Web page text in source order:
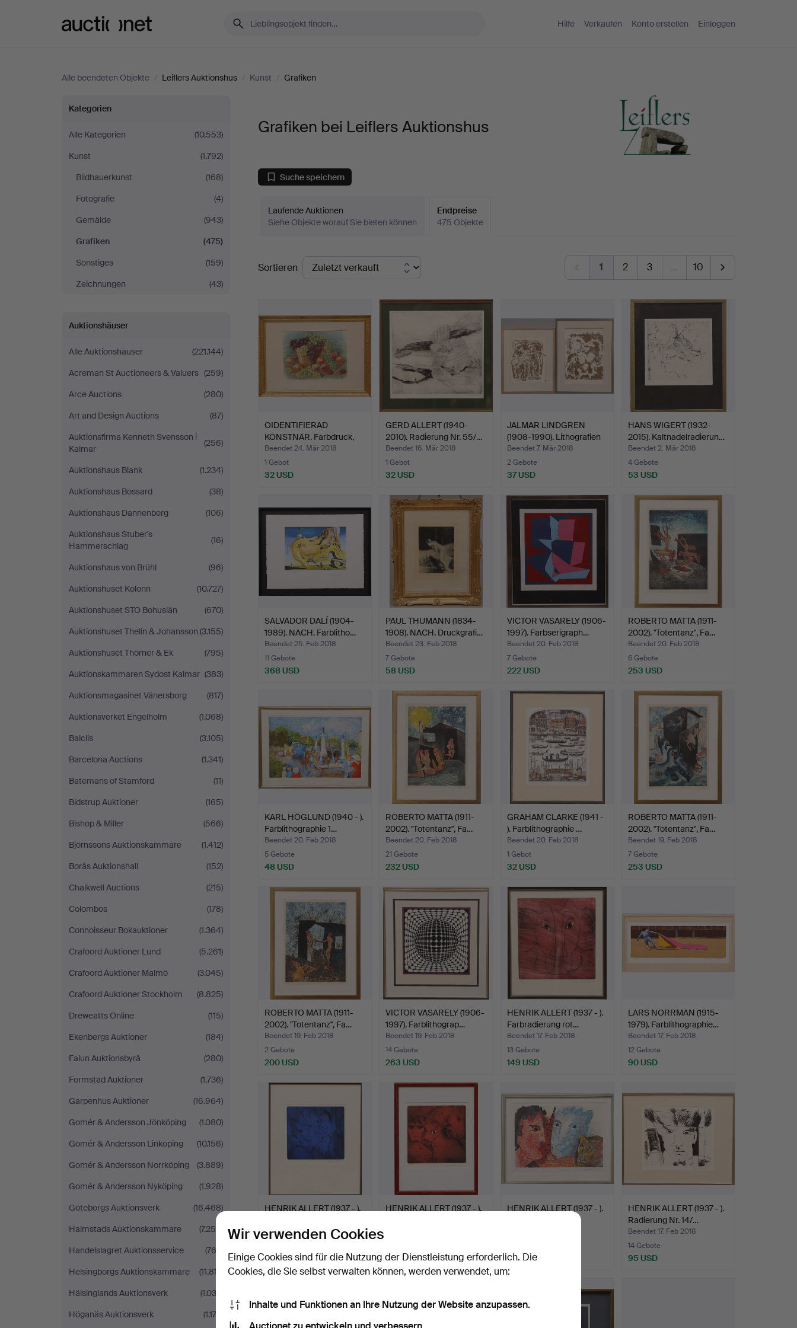
Hilfe Verkaufen Konto erstellen Einloggen
Alle beendeten Objekte / Leiflers Auktionshus / Kunst / Grafiken
Grafiken
bei
Leiflers
Auktionshus
Kategorien
Alle Kategorien
(10.553)
Kunst
(1.792)
Bildhauerkunst
(168)
Fotografie
(4)
Gemälde
(943)
Grafiken
(475)
Sonstiges
(159)
Zeichnungen
(43)
Auktionshäuser
Alle Auktionshäuser
(221.144)
Acreman St Auctioneers & Valuers (259)
Arce Auctions
(280)
Art and Design Auctions
(87)
Auktionsfirma Kenneth Svensson i
Kalmar
(256)
Auktionshaus Blank
(1.234)
Auktionshaus Bossard
(38)
Auktionshaus Dannenberg
(106)
Auktionshaus Stuber's
Hammerschlag
(16)
Auktionshaus von Brühl
(96)
Auktionshuset Kolonn
(10.727)
Auktionshuset STO Bohuslän
(670)
Auktionshuset Thelin & Johansson (3.155)
Auktionshuset Thörner & Ek
(795)
Auktionskammaren Sydost Kalmar (383)
Auktionsmagasinet Vänersborg
(817)
Auktionsverket Engelholm
(1.068)
Balclis
(3.105)
Barcelona Auctions
(1.341)
Batemans of Stamford
(11)
Bidstrup Auktioner
(165)
Bishop & Miller
(566)
Björnssons Auktionskammare
(1.412)
Borås Auktionshall
(152)
Chalkwell Auctions
(215)
Colombos
(178)
Connoisseur Bokauktioner
(1.364)
Crafoord Auktioner Lund
(5.261)
Crafoord Auktioner Malmö
(3.045)
Crafoord Auktioner Stockholm
(8.825)
Dreweatts Online
(115)
Ekenbergs Auktioner
(184)
Falun Auktionsbyrå
(280)
Formstad Auktioner
(1.736)
Garpenhus Auktioner
(16.964)
Gomér & Andersson Jönköping
(1.080)
Gomér & Andersson Linköping
(10.156)
Gomér & Andersson Norrköping
(3.889)
Gomér & Andersson Nyköping
(1.928)
Göteborgs Auktionsverk
(16.468)
Halmstads Auktionskammare
(7.255)
Handelslagret Auktionsservice
(762)
Helsingborgs Auktionskammare
(11.817)
Hälsinglands Auktionsverk
(1.032)
Höganäs Auktionsverk
(1.174)
Grafiken bei Leiflers Auktionshus
Suche speichern
Laufende Auktionen
Siehe Objekte worauf Sie bieten können
Endpreise
475 Objekte
Endpreise
Sortieren 1 2 3 … 10
OIDENTIFIERAD
KONSTNÄR. Farbdruck,
signier…
Beendet 24. Mär 2018
1 Gebot
32 USD
GERD ALLERT (1940-
2010). Radierung Nr. 55/…
Beendet 16. Mär 2018
1 Gebot
32 USD
JALMAR LINDGREN
(1908-1990). Lithografien
…
Beendet 7. Mär 2018
2 Gebote
37 USD
HANS WIGERT (1932-
2015). Kaltnadelradierun…
Beendet 2. Mär 2018
4 Gebote
53 USD
SALVADOR DALÍ (1904-
1989). NACH. Farblitho…
Beendet 25. Feb 2018
11 Gebote
368 USD
PAUL THUMANN (1834-
1908). NACH. Druckgrafi…
Beendet 23. Feb 2018
7 Gebote
58 USD
VICTOR VASARELY (1906-
1997). Farbserigraph…
Beendet 20. Feb 2018
7 Gebote
222 USD
ROBERTO MATTA (1911-
2002). "Totentanz", Fa…
Beendet 20. Feb 2018
6 Gebote
253 USD
KARL HÖGLUND (1940 - ).
Farblithographie 1…
Beendet 20. Feb 2018
5 Gebote
48 USD
ROBERTO MATTA (1911-
2002). "Totentanz", Fa…
Beendet 20. Feb 2018
21 Gebote
232 USD
GRAHAM CLARKE (1941 -
). Farblithographie …
Beendet 20. Feb 2018
1 Gebot
32 USD
ROBERTO MATTA (1911-
2002). "Totentanz", Fa…
Beendet 19. Feb 2018
7 Gebote
253 USD
ROBERTO MATTA (1911-
2002). "Totentanz", Fa…
Beendet 19. Feb 2018
2 Gebote
200 USD
VICTOR VASARELY (1906-
1997). Farblithograp…
Beendet 19. Feb 2018
14 Gebote
263 USD
HENRIK ALLERT (1937 - ).
Farbradierung rot…
Beendet 17. Feb 2018
13 Gebote
149 USD
LARS NORRMAN (1915-
1979). Farblithographie…
Beendet 17. Feb 2018
12 Gebote
90 USD
HENRIK ALLERT (1937 - ).
Beendet 17. Feb 2018
381 USD
HENRIK ALLERT (1937 - ).
305 USD
HENRIK ALLERT (1937 - ).
116 USD
HENRIK ALLERT (1937 - ).
Radierung Nr. 14/…
Beendet 17. Feb 2018
14 Gebote
95 USD
Wir verwenden Cookies
Einige Cookies sind für die Nutzung der Dienstleistung erforderlich. Die
Cookies, die Sie selbst verwalten können, werden verwendet, um:
Inhalte und Funktionen an Ihre Nutzung der Website anzupassen.